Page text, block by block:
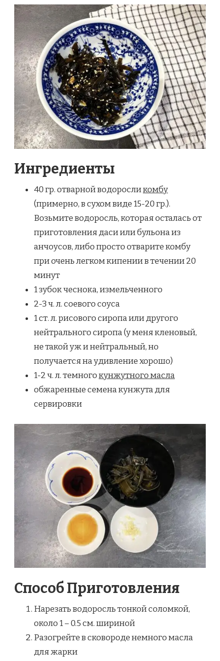
Ингредиенты
40 гр. отварной водоросликомбу
(примерно, в сухом виде 15-20 гр.).
Возьмите водоросль, которая осталась от
приготовления даси или бульона из
анчоусов, либо просто отварите комбу
при очень легком кипении в течении 20
минут
1 зубок чеснока, измельченного
2-3 ч. л. соевого соуса
1 ст. л. рисового сиропа или другого
нейтрального сиропа (у меня кленовый,
не такой уж и нейтральный, но
получается на удивление хорошо)
1-2 ч. л. темногокунжутного масла
обжаренные семена кунжута для
сервировки
Способ Приготовления
Нарезать водоросль тонкой соломкой,
около 1 – 0.5 см. шириной
Разогрейте в сковороде немного масла
для жарки